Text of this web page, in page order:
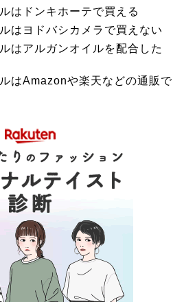
はドンキホーテで買える
はヨドバシカメラで買えない
はアルガンオイルを配合した
はAmazonや楽天などの通販で